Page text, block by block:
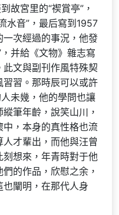
故宮里的“禊賞亭”，
水音”，最后寫到1957
次經過的事況，他發
并給《文物》雜志寫
文與副刊作風特殊契
習。那時辰可以或許
未幾，他的學問也讓
筆年齡，說笑山川，
，本身的真性格也流
才輩出，而他與汪曾
想來，年青時對于他
的作品，欣慰之余，
闡明，在那代人身